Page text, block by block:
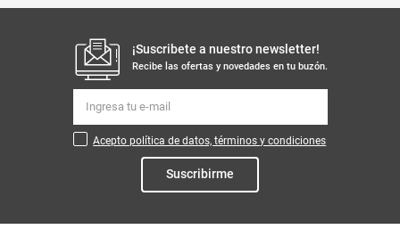
¡Suscribete a nuestro newsletter!
Recibe las ofertas y novedades en tu buzón.
Acepto política de datos, términos y condiciones
Suscribirme